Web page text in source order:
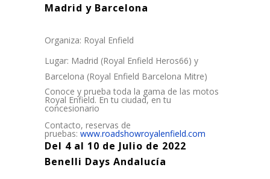
Madrid y Barcelona
Organiza: Royal Enfield
Lugar: Madrid (Royal Enfield Heros66) y
Barcelona (Royal Enfield Barcelona Mitre)
Conoce y prueba toda la gama de las motos
Royal Enfield. En tu ciudad, en tu
concesionario
Contacto, reservas de
pruebas: www.roadshowroyalenfield.com
Del 4 al 10 de Julio de 2022
Benelli Days Andalucía